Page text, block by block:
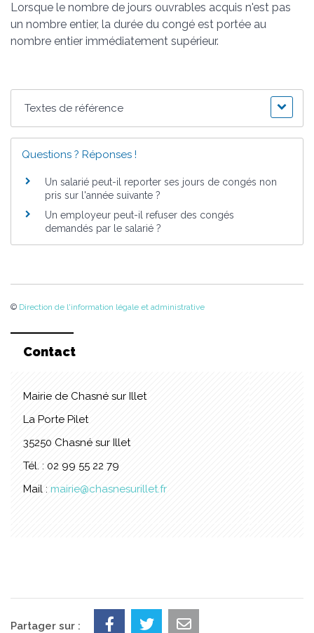
Lorsque le nombre de jours ouvrables acquis n'est pas
un nombre entier, la durée du congé est portée au
nombre entier immédiatement supérieur.
Textes de référence
Questions ? Réponses !
Un salarié peut-il reporter ses jours de congés non
pris sur l'année suivante ?
Un employeur peut-il refuser des congés
demandés par le salarié ?
© Direction de l'information légale et administrative
Contact
Mairie de Chasné sur Illet
La Porte Pilet
35250 Chasné sur Illet
Tél. : 02 99 55 22 79
Mail : mairie@chasnesurillet.fr
Partager sur :